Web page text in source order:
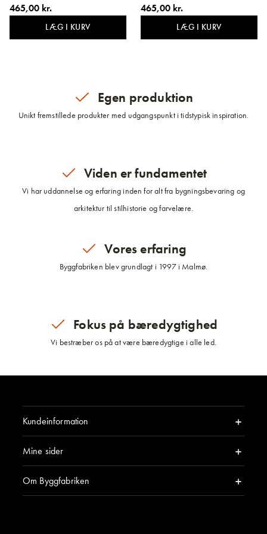
465,00 kr.
LÆG I KURV
465,00 kr.
LÆG I KURV
Egen produktion
Unikt fremstillede produkter med udgangspunkt i tidstypisk inspiration.
Viden er fundamentet
Vi har uddannelse og erfaring inden for alt fra bygningsbevaring og
arkitektur til stilhistorie og farvelære.
Vores erfaring
Byggfabriken blev grundlagt i 1997 i Malmø.
Fokus på bæredygtighed
Vi bestræber os på at være bæredygtige i alle led.
Kundeinformation
Mine sider
Om Byggfabriken